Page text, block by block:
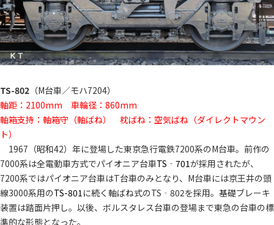
TS-802 （M台車／モハ7204）
軸距：2100mm 車輪径：860mm
軸箱支持：軸箱守（軸ばね） 枕ばね：空気ばね（ダイレクトマウン
ト）
1967（昭和42）年に登場した東京急行電鉄7200系のM台車。前作の
7000系は全電動車方式でパイオニア台車TS‐701が採用されたが、
7200系ではパイオニア台車はT台車のみとなり、M台車には京王井の頭
線3000系用のTS-801 に続く軸ばね式のTS‐802を採用。基礎ブレーキ
装置は踏面片押し。以後、ボルスタレス台車の登場まで東急の台車の標
準的な形態となった。